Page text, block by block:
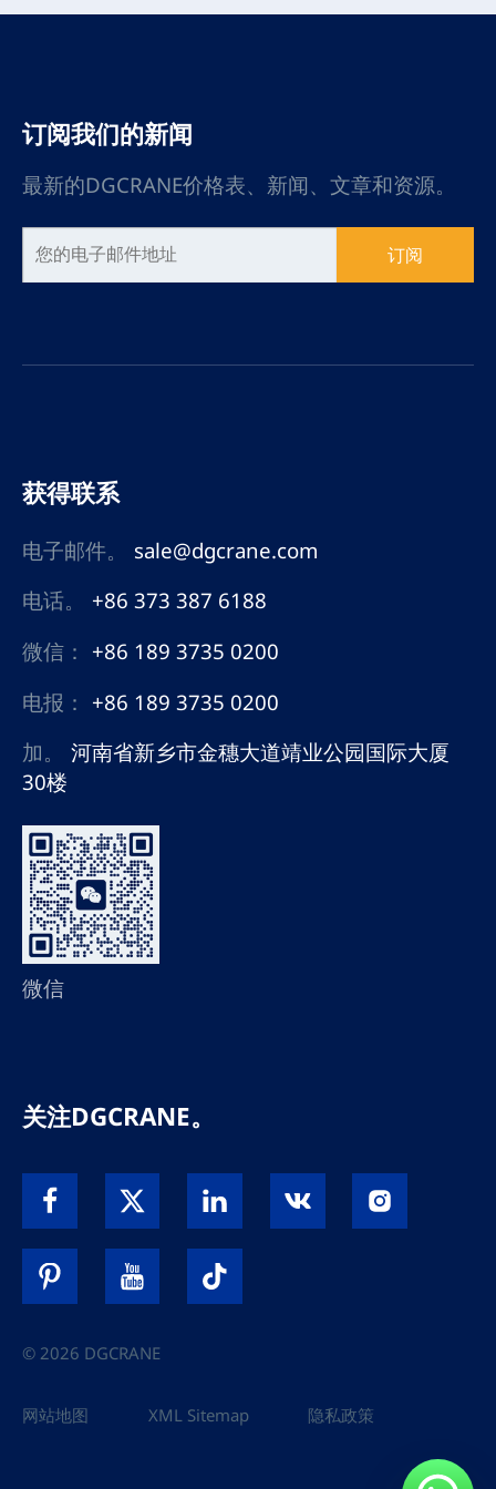
订阅我们的新闻
最新的DGCRANE价格表、新闻、文章和资源。
订阅
获得联系
电子邮件。
sale@dgcrane.com
电话。
+86 373 387 6188
微信： +86 189 3735 0200
电报： +86 189 3735 0200
加。
河南省新乡市金穗大道靖业公园国际大厦
30楼
微信
关注DGCRANE。
© 2026 DGCRANE
网站地图 XML Sitemap 隐私政策